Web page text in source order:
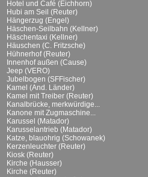
Hotel und Café (Eichhorn)
Hubi am Seil (Reuter)
Hängerzug (Engel)
Häschen-Seilbahn (Kellner)
Häschentaxi (Kellner)
Häuschen (C. Fritzsche)
Hühnerhof (Reuter)
Innenhof außen (Cause)
Jeep (VERO)
Jubelbogen (SFFischer)
Kamel (And. Länder)
Kamel mit Treiber (Reuter)
Kanalbrücke, merkwürdige...
Kanone mit Zugmaschine...
Karussel (Matador)
Karusselantrieb (Matador)
Katze, blauohrig (Schowanek)
Kerzenleuchter (Reuter)
Kiosk (Reuter)
Kirche (Hausser)
Kirche (Reuter)